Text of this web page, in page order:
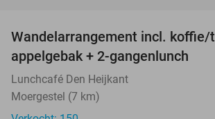
Wandelarrangement incl. koffie/
appelgebak + 2-gangenlunch
Lunchcafé Den Heijkant
Moergestel (7 km)